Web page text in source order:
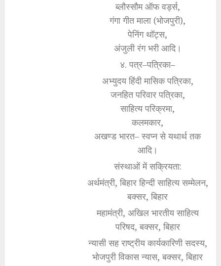
ब्लौस्सौम ऑफ वर्ड्स,
गंगा गीत माला (भोजपुरी),
पेनिंग थॉट्स,
अंजुली रंग भरी आदि।
४. पत्र–पत्रिका–
अभ्युदय हिंदी मासिक पत्रिका,
जनहित परिवार पत्रिका,
साहित्य परिक्रमा,
कलमकार,
अखण्ड भारत– स्वप्न से यथार्थ तक
आदि।
संस्थाओं में सक्रियता:
अर्थमंत्री, बिहार हिन्दी साहित्य सम्मेलन,
बक्सर, बिहार
महामंत्री, अखिल भारतीय साहित्य
परिषद, बक्सर, बिहार
न्यासी सह राष्ट्रीय कार्यकारिणी सदस्य,
भोजपुरी विकास न्यास, बक्सर, बिहार